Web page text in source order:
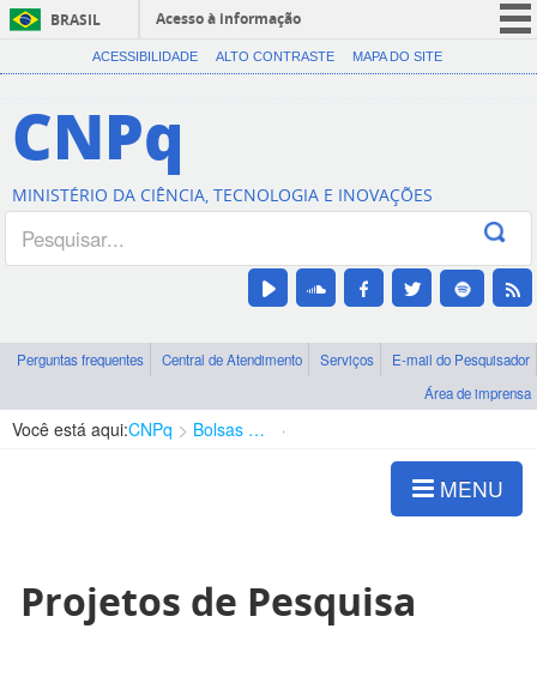
BRASIL
Acesso à informação
CORONAVÍRUS (COVID-19)
Canais
ACESSIBILIDADE ALTO CONTRASTE MAPA DO SITE
CNPq
MINISTÉRIO DA CIÊNCIA, TECNOLOGIA E INOVAÇÕES
Perguntas frequentes Central de Atendimento Serviços
E-mail do Pesquisador
Área de imprensa
Você está aqui:CNPq Bolsas e Auxílios Vigentes
MENU
Projetos de Pesquisa